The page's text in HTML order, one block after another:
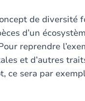
de diversité
d’un
reprendre
et d’autres
ce sera par